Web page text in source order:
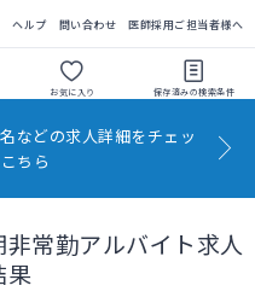
ヘルプ 問い合わせ 医師採用ご担当者様へ
お気に入り 保存済みの検索条件
などの求人詳細をチェッ
ちら
常勤アルバイト求人
果